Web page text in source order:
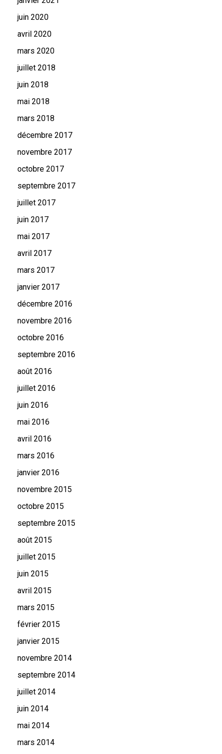
juin 2020
avril 2020
mars 2020
juillet 2018
juin 2018
mai 2018
mars 2018
décembre 2017
novembre 2017
octobre 2017
septembre 2017
juillet 2017
juin 2017
mai 2017
avril 2017
mars 2017
janvier 2017
décembre 2016
novembre 2016
octobre 2016
septembre 2016
août 2016
juillet 2016
juin 2016
mai 2016
avril 2016
mars 2016
janvier 2016
novembre 2015
octobre 2015
septembre 2015
août 2015
juillet 2015
juin 2015
avril 2015
mars 2015
février 2015
janvier 2015
novembre 2014
septembre 2014
juillet 2014
juin 2014
mai 2014
mars 2014